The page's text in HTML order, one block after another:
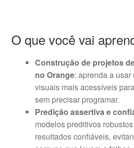
O que você vai
Construção de projetos
no Orange: aprenda a usar
visuais mais acessíveis
sem precisar programar.
Predição assertiva e
modelos preditivos
resultados confiáveis,